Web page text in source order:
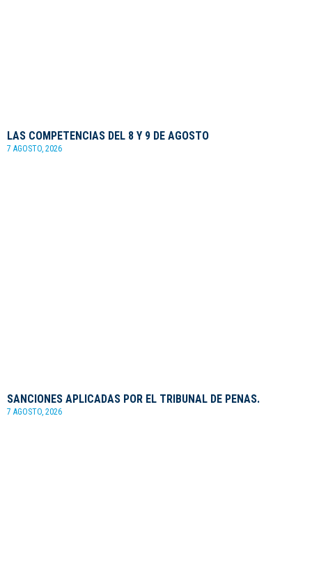
LAS COMPETENCIAS DEL 8 Y 9 DE AGOSTO
7 AGOSTO, 2026
SANCIONES APLICADAS POR EL TRIBUNAL DE PENAS.
7 AGOSTO, 2026